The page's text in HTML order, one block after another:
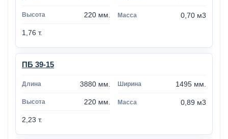
220 мм. 0,70 м3
1,76 т.
ПБ 39-15
3880 мм. 1495 мм.
220 мм. 0,89 м3
2,23 т.